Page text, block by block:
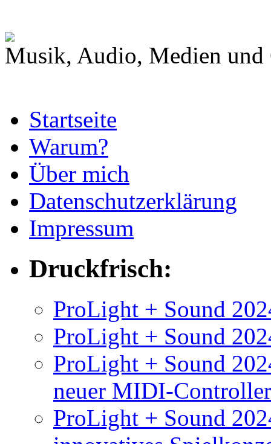
Musik, Audio, Medien und
Startseite
Warum?
Über mich
Datenschutzerklärung
Impressum
Druckfrisch:
ProLight + Sound
ProLight + Sound
ProLight + Sound
neuer MIDI-Controller
ProLight + Sound